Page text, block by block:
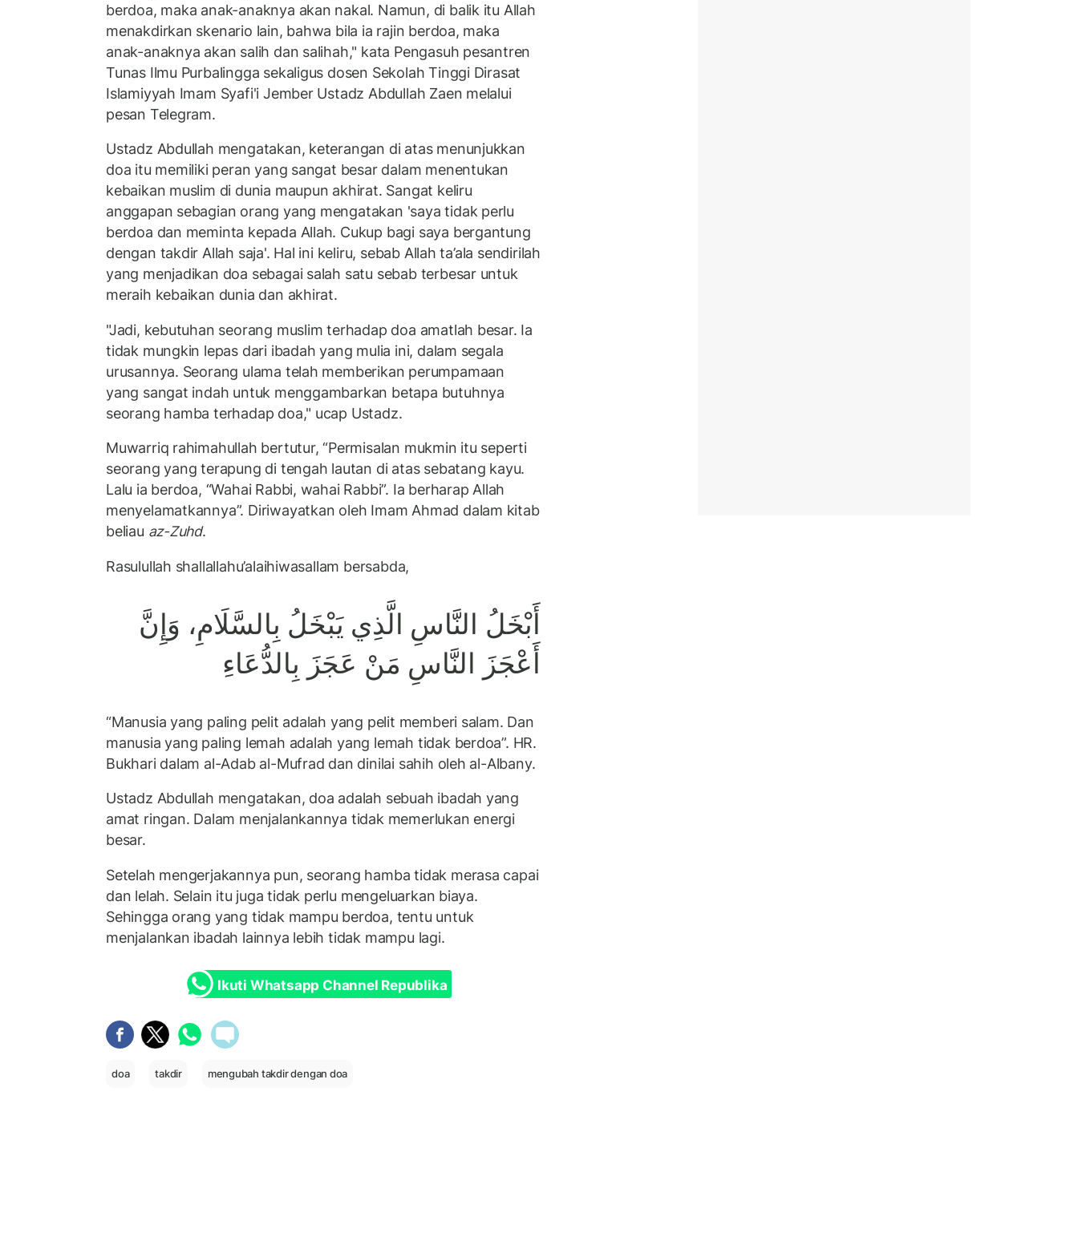
berdoa, maka anak-anaknya akan nakal. Namun, di balik itu Allah
menakdirkan skenario lain, bahwa bila ia rajin berdoa, maka
anak-anaknya akan salih dan salihah," kata Pengasuh pesantren
Tunas Ilmu Purbalingga sekaligus dosen Sekolah Tinggi Dirasat
Islamiyyah Imam Syafi'i Jember Ustadz Abdullah Zaen melalui
pesan Telegram.
Ustadz Abdullah mengatakan, keterangan di atas menunjukkan
doa itu memiliki peran yang sangat besar dalam menentukan
kebaikan muslim di dunia maupun akhirat. Sangat keliru
anggapan sebagian orang yang mengatakan 'saya tidak perlu
berdoa dan meminta kepada Allah. Cukup bagi saya bergantung
dengan takdir Allah saja'. Hal ini keliru, sebab Allah ta’ala sendirilah
yang menjadikan doa sebagai salah satu sebab terbesar untuk
meraih kebaikan dunia dan akhirat.
"Jadi, kebutuhan seorang muslim terhadap doa amatlah besar. Ia
tidak mungkin lepas dari ibadah yang mulia ini, dalam segala
urusannya. Seorang ulama telah memberikan perumpamaan
yang sangat indah untuk menggambarkan betapa butuhnya
seorang hamba terhadap doa," ucap Ustadz.
Muwarriq rahimahullah bertutur, “Permisalan mukmin itu seperti
seorang yang terapung di tengah lautan di atas sebatang kayu.
Lalu ia berdoa, “Wahai Rabbi, wahai Rabbi”. Ia berharap Allah
menyelamatkannya”. Diriwayatkan oleh Imam Ahmad dalam kitab
beliau az-Zuhd.
Rasulullah shallallahu’alaihiwasallam bersabda,
أَبْخَلُ النَّاسِ الَّذِي يَبْخَلُ بِالسَّلَامِ، وَإِنَّ
أَعْجَزَ النَّاسِ مَنْ عَجَزَ بِالدُّعَاءِ
“Manusia yang paling pelit adalah yang pelit memberi salam. Dan
manusia yang paling lemah adalah yang lemah tidak berdoa”. HR.
Bukhari dalam al-Adab al-Mufrad dan dinilai sahih oleh al-Albany.
Ustadz Abdullah mengatakan, doa adalah sebuah ibadah yang
amat ringan. Dalam menjalankannya tidak memerlukan energi
besar.
Setelah mengerjakannya pun, seorang hamba tidak merasa capai
dan lelah. Selain itu juga tidak perlu mengeluarkan biaya.
Sehingga orang yang tidak mampu berdoa, tentu untuk
menjalankan ibadah lainnya lebih tidak mampu lagi.
Ikuti Whatsapp Channel Republika
doa takdir mengubah takdir dengan doa